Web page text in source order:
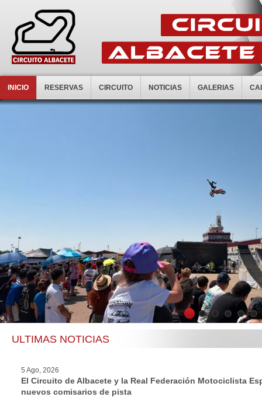
INICIO RESERVAS CIRCUITO NOTICIAS GALERIAS
1 2 3 4 5 6
ULTIMAS NOTICIAS
5 Ago, 2026
El Circuito de Albacete y la Real Federación Motociclista
nuevos comisarios de pista